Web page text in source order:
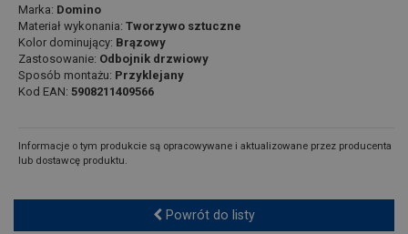
Marka: Domino
Materiał wykonania: Tworzywo sztuczne
Kolor dominujący: Brązowy
Zastosowanie: Odbojnik drzwiowy
Sposób montażu: Przyklejany
Kod EAN: 5908211409566
Informacje o tym produkcie są opracowywane i aktualizowane przez producenta
lub dostawcę produktu.
Powrót do listy